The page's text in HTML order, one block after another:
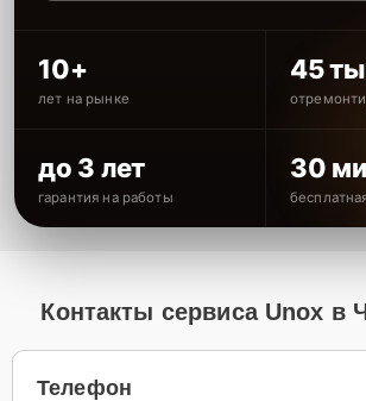
10+
лет на рынке
45
до 3 лет
гарантия на работы
30
Контакты сервиса Unox в
Телефон